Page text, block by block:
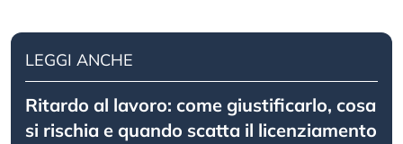
LEGGI ANCHE
Ritardo al lavoro: come giustificarlo, cosa
si rischia e quando scatta il licenziamento